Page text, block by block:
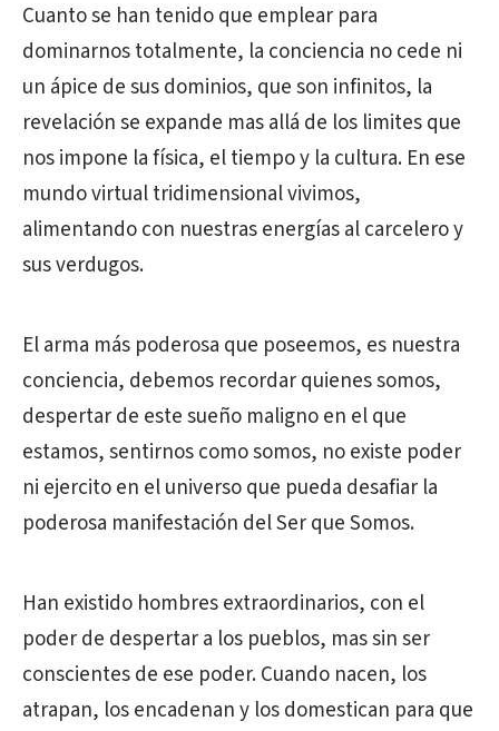
Cuanto se han tenido que emplear para
dominarnos totalmente, la conciencia no cede ni
un ápice de sus dominios, que son infinitos, la
revelación se expande mas allá de los limites que
nos impone la física, el tiempo y la cultura. En ese
mundo virtual tridimensional vivimos,
alimentando con nuestras energías al carcelero y
sus verdugos.
El arma más poderosa que poseemos, es nuestra
conciencia, debemos recordar quienes somos,
despertar de este sueño maligno en el que
estamos, sentirnos como somos, no existe poder
ni ejercito en el universo que pueda desafiar la
poderosa manifestación del Ser que Somos.
Han existido hombres extraordinarios, con el
poder de despertar a los pueblos, mas sin ser
conscientes de ese poder. Cuando nacen, los
atrapan, los encadenan y los domestican para que